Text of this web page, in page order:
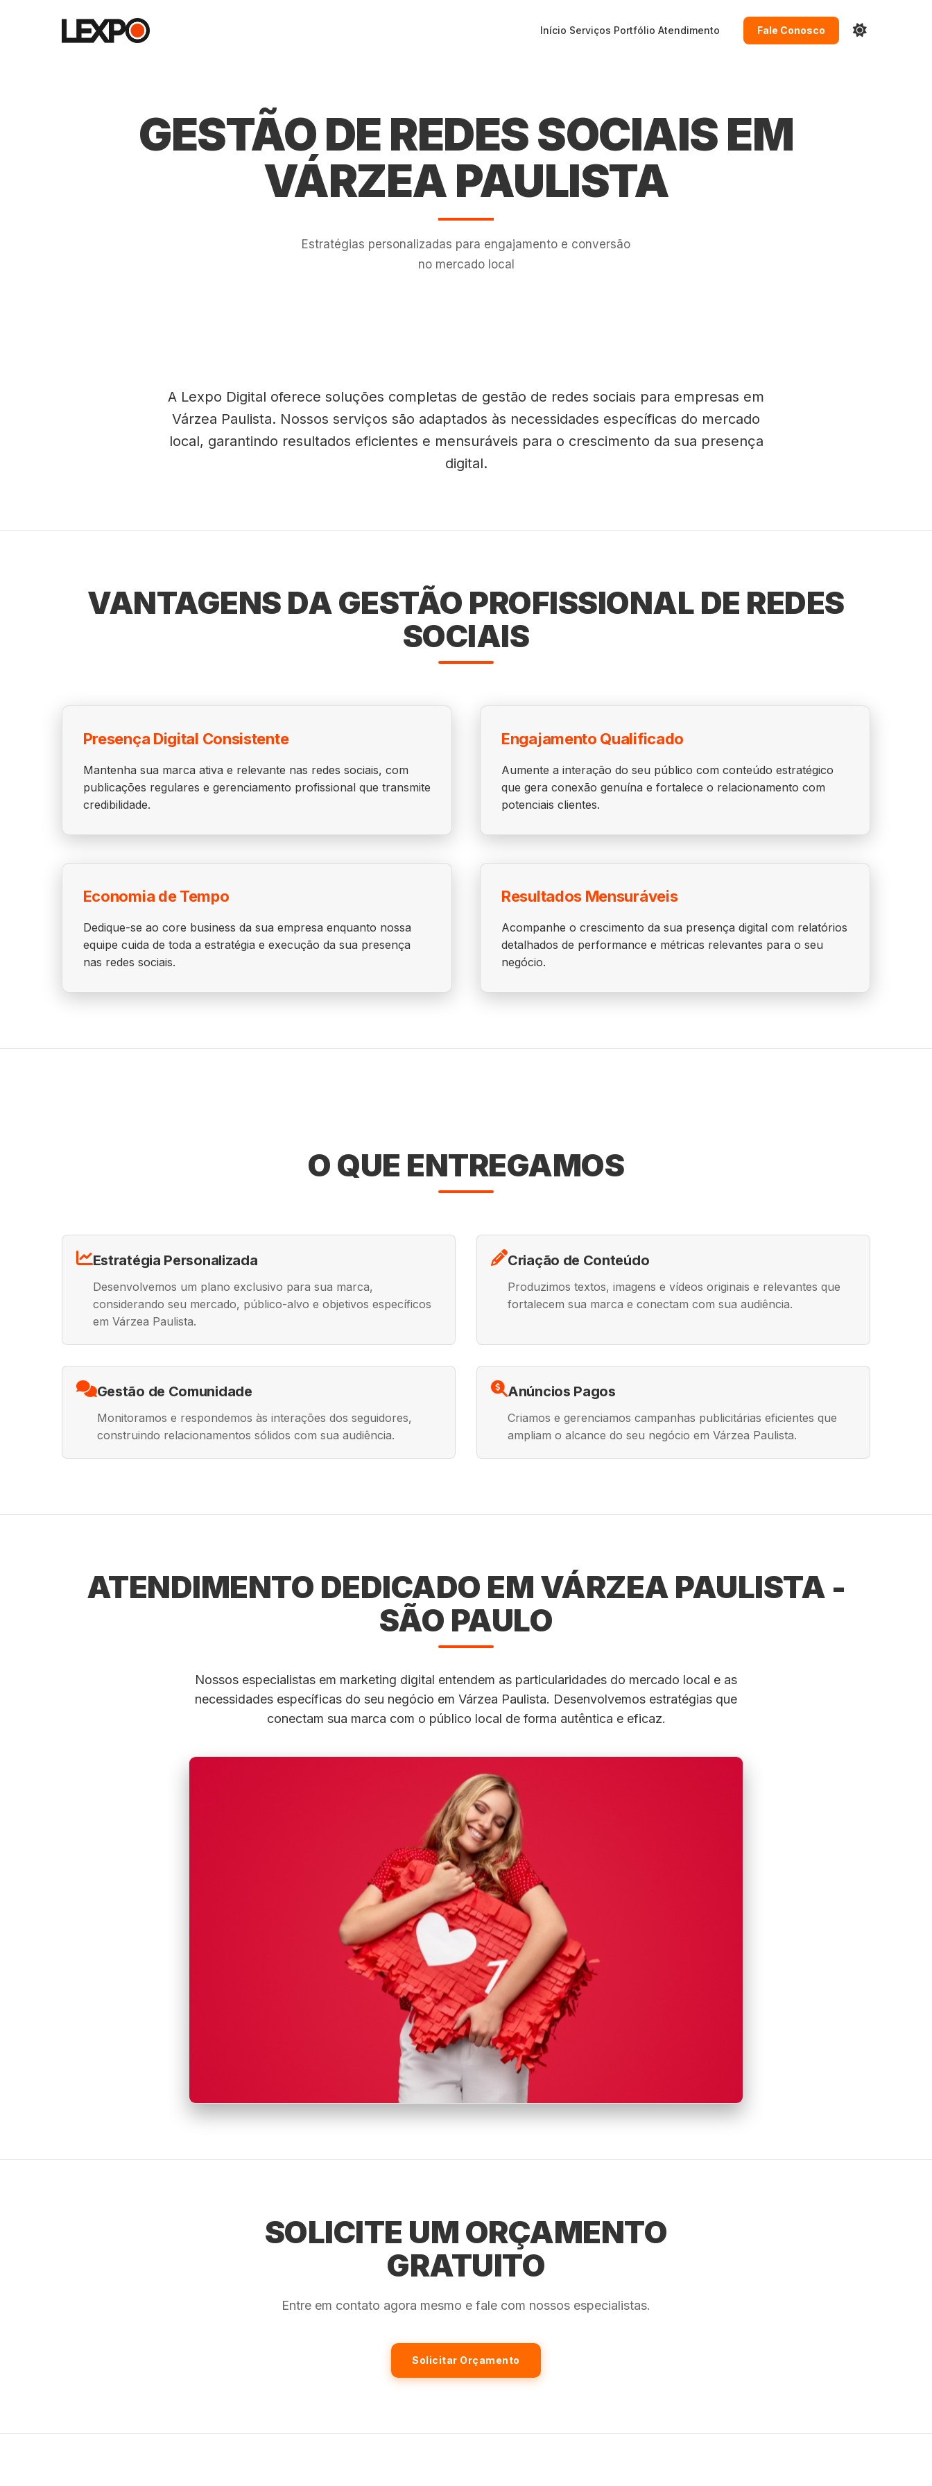
Início Serviços Portfólio Atendimento Fale Conosco
GESTÃO DE REDES SOCIAIS EM
VÁRZEA PAULISTA
Estratégias personalizadas para engajamento e conversão
no mercado local
A Lexpo Digital oferece soluções completas de gestão de redes sociais para empresas em
Várzea Paulista. Nossos serviços são adaptados às necessidades específicas do mercado
local, garantindo resultados eficientes e mensuráveis para o crescimento da sua presença
digital.
VANTAGENS DA GESTÃO PROFISSIONAL DE REDES
SOCIAIS
Presença Digital Consistente
Mantenha sua marca ativa e relevante nas redes sociais, com
publicações regulares e gerenciamento profissional que transmite
credibilidade.
Engajamento Qualificado
Aumente a interação do seu público com conteúdo estratégico
que gera conexão genuína e fortalece o relacionamento com
potenciais clientes.
Economia de Tempo
Dedique-se ao core business da sua empresa enquanto nossa
equipe cuida de toda a estratégia e execução da sua presença
nas redes sociais.
Resultados Mensuráveis
Acompanhe o crescimento da sua presença digital com relatórios
detalhados de performance e métricas relevantes para o seu
negócio.
O QUE ENTREGAMOS
Estratégia Personalizada
Desenvolvemos um plano exclusivo para sua marca,
considerando seu mercado, público-alvo e objetivos específicos
em Várzea Paulista.
Criação de Conteúdo
Produzimos textos, imagens e vídeos originais e relevantes que
fortalecem sua marca e conectam com sua audiência.
Gestão de Comunidade
Monitoramos e respondemos às interações dos seguidores,
construindo relacionamentos sólidos com sua audiência.
Anúncios Pagos
Criamos e gerenciamos campanhas publicitárias eficientes que
ampliam o alcance do seu negócio em Várzea Paulista.
ATENDIMENTO DEDICADO EM VÁRZEA PAULISTA -
SÃO PAULO
Nossos especialistas em marketing digital entendem as particularidades do mercado local e as
necessidades específicas do seu negócio em Várzea Paulista. Desenvolvemos estratégias que
conectam sua marca com o público local de forma autêntica e eficaz.
SOLICITE UM ORÇAMENTO
GRATUITO
Entre em contato agora mesmo e fale com nossos especialistas.
Solicitar Orçamento